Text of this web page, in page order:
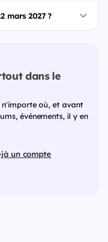
mars 2027 ?
dans le
où, et avant
événements, il y en
un compte